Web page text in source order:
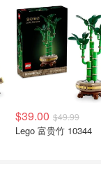
$39.00 $49.99
Lego 富贵竹 10344